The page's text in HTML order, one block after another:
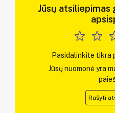
Jūsų
Pasidalinkite tikra
Jūsų nuomonė yra
Rašyti